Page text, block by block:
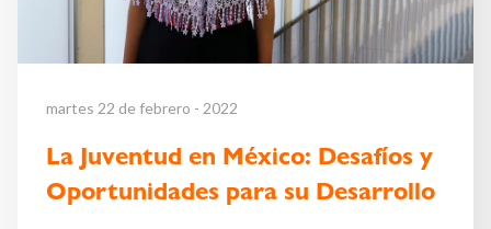
martes 22 de febrero - 2022
La Juventud en México: Desafíos y
Oportunidades para su Desarrollo